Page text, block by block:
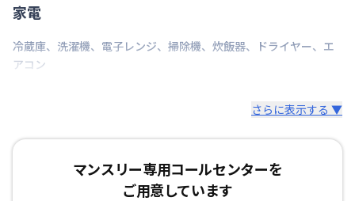
家電
冷蔵庫、 洗濯機、 電子レンジ、 掃除機、 炊飯器、 ドライヤー、 エ
アコン
さらに表示する ▼
マンスリー専用コールセンターを
ご用意しています